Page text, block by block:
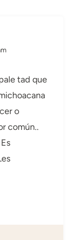
tad que
o
común..